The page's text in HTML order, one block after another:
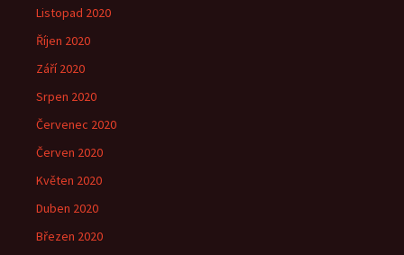
Listopad 2020
Říjen 2020
Září 2020
Srpen 2020
Červenec 2020
Červen 2020
Květen 2020
Duben 2020
Březen 2020